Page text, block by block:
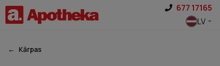
677 17165
LV
Kārpas